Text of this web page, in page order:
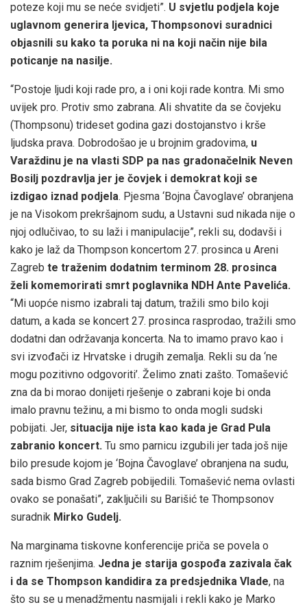
poteze koji mu se neće svidjeti”. U svjetlu podjela koje
uglavnom generira ljevica, Thompsonovi suradnici
objasnili su kako ta poruka ni na koji način nije bila
poticanje na nasilje.
“Postoje ljudi koji rade pro, a i oni koji rade kontra. Mi smo
uvijek pro. Protiv smo zabrana. Ali shvatite da se čovjeku
(Thompsonu) trideset godina gazi dostojanstvo i krše
ljudska prava. Dobrodošao je u brojnim gradovima, u
Varaždinu je na vlasti SDP pa nas gradonačelnik Neven
Bosilj pozdravlja jer je čovjek i demokrat koji se
izdigao iznad podjela. Pjesma ‘Bojna Čavoglave’ obranjena
je na Visokom prekršajnom sudu, a Ustavni sud nikada nije o
njoj odlučivao, to su laži i manipulacije”, rekli su, dodavši i
kako je laž da Thompson koncertom 27. prosinca u Areni
Zagreb te traženim dodatnim terminom 28. prosinca
želi komemorirati smrt poglavnika NDH Ante Pavelića.
“Mi uopće nismo izabrali taj datum, tražili smo bilo koji
datum, a kada se koncert 27. prosinca rasprodao, tražili smo
dodatni dan održavanja koncerta. Na to imamo pravo kao i
svi izvođači iz Hrvatske i drugih zemalja. Rekli su da ‘ne
mogu pozitivno odgovoriti’. Želimo znati zašto. Tomašević
zna da bi morao donijeti rješenje o zabrani koje bi onda
imalo pravnu težinu, a mi bismo to onda mogli sudski
pobijati. Jer, situacija nije ista kao kada je Grad Pula
zabranio koncert. Tu smo parnicu izgubili jer tada još nije
bilo presude kojom je ‘Bojna Čavoglave’ obranjena na sudu,
sada bismo Grad Zagreb pobijedili. Tomašević nema ovlasti
ovako se ponašati”, zaključili su Barišić te Thompsonov
suradnik Mirko Gudelj.
Na marginama tiskovne konferencije priča se povela o
raznim rješenjima. Jedna je starija gospođa zazivala čak
i da se Thompson kandidira za predsjednika Vlade, na
što su se u menadžmentu nasmijali i rekli kako je Marko